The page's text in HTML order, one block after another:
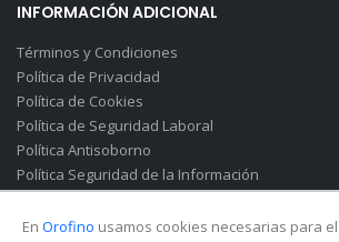
INFORMACIÓN ADICIONAL
Términos y Condiciones
Política de Privacidad
Política de Cookies
Política de Seguridad Laboral
Política Antisoborno
Política Seguridad de la Información
Canal de Denuncias(Soborno)
En Orofino usamos cookies necesarias para